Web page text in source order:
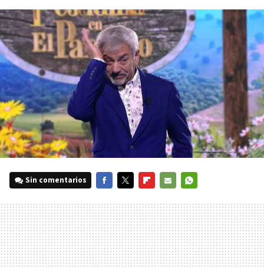
Sin comentarios
MAIL